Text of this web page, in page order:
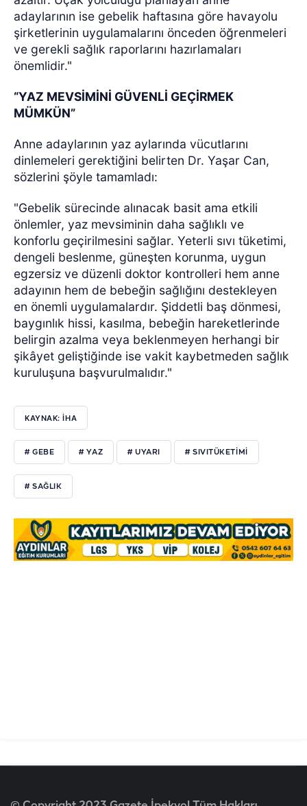
adaylarının ise gebelik haftasına göre havayolu
şirketlerinin uygulamalarını önceden öğrenmeleri
ve gerekli sağlık raporlarını hazırlamaları
önemlidir."
“YAZ MEVSİMİNİ GÜVENLİ GEÇİRMEK
MÜMKÜN”
Anne adaylarının yaz aylarında vücutlarını
dinlemeleri gerektiğini belirten Dr. Yaşar Can,
sözlerini şöyle tamamladı:
"Gebelik sürecinde alınacak basit ama etkili
önlemler, yaz mevsiminin daha sağlıklı ve
konforlu geçirilmesini sağlar. Yeterli sıvı tüketimi,
dengeli beslenme, güneşten korunma, uygun
egzersiz ve düzenli doktor kontrolleri hem anne
adayının hem de bebeğin sağlığını destekleyen
en önemli uygulamalardır. Şiddetli baş dönmesi,
baygınlık hissi, kasılma, bebeğin hareketlerinde
belirgin azalma veya beklenmeyen herhangi bir
şikâyet geliştiğinde ise vakit kaybetmeden sağlık
kuruluşuna başvurulmalıdır."
KAYNAK: İHA
# GEBE # YAZ # UYARI # SIVITÜKETIMI
# SAĞLIK